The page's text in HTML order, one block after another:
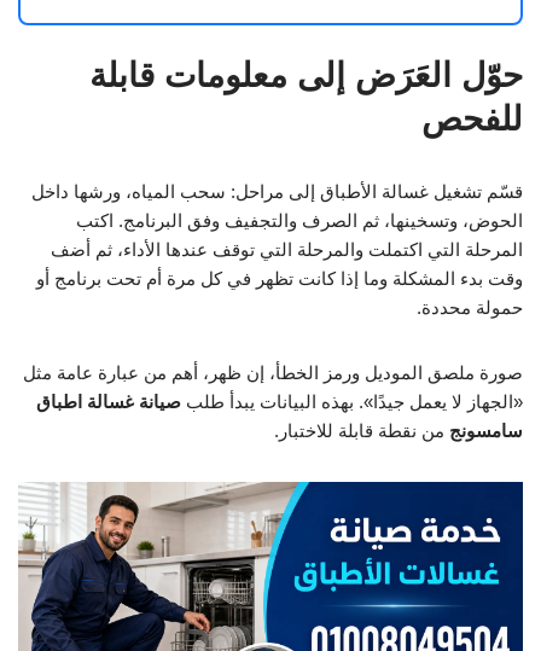
حوّل العَرَض إلى معلومات قابلة
للفحص
قسّم تشغيل غسالة الأطباق إلى مراحل: سحب المياه، ورشها داخل
الحوض، وتسخينها، ثم الصرف والتجفيف وفق البرنامج. اكتب
المرحلة التي اكتملت والمرحلة التي توقف عندها الأداء، ثم أضف
وقت بدء المشكلة وما إذا كانت تظهر في كل مرة أم تحت برنامج أو
حمولة محددة.
صورة ملصق الموديل ورمز الخطأ، إن ظهر، أهم من عبارة عامة مثل
«الجهاز لا يعمل جيدًا». بهذه البيانات يبدأ طلب صيانة غسالة اطباق
سامسونج من نقطة قابلة للاختبار.